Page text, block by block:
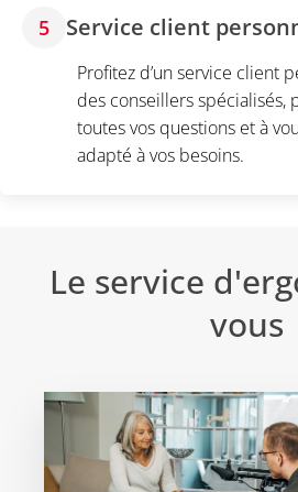
5 Service client
Profitez d’un service client
des conseillers spécialisés,
toutes vos questions et à
adapté à vos besoins.
Le service
vous